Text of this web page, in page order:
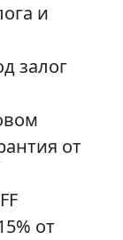
и
залог
от
от